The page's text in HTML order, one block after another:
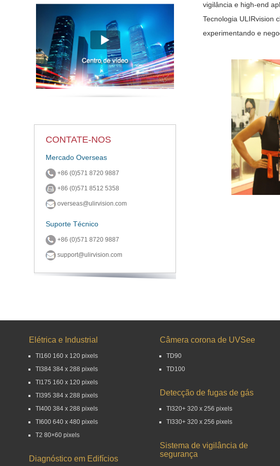
vigilância e high-end
Tecnologia ULIRvision
experimentando e
CONTATE-NOS
Mercado Overseas
+86 (0)571 8720 9887
+86 (0)571 8512 5358
overseas@ulirvision.com
Suporte Técnico
+86 (0)571 8720 9887
support@ulirvision.com
Elétrica e Industrial
TI160 160 x 120 pixels
TI384 384 x 288 pixels
TI175 160 x 120 pixels
TI395 384 x 288 pixels
TI400 384 x 288 pixels
TI600 640 x 480 pixels
T2 80×60 pixels
Diagnóstico em Edifícios
Câmera corona de UVSee
TD90
TD100
Detecção de fugas de gás
TI320+ 320 x 256 pixels
TI330+ 320 x 256 pixels
Sistema de vigilância de
segurança